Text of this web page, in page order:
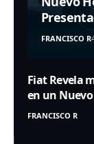
FRANCISCO R
Fiat Revela
en un Nuevo
FRANCISCO R